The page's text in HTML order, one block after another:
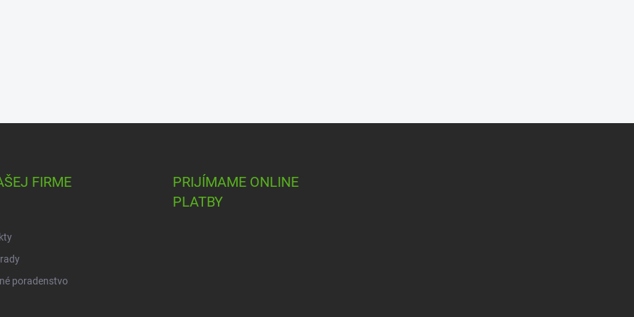
FIRME
poradenstvo
PRIJÍMAME ONLINE
PLATBY